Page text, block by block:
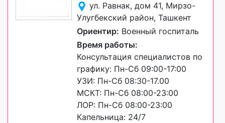
ул. Равнак, дом 41, Мирзо-
Улугбекский район, Ташкент
Ориентир: Военный госпиталь
Время работы:
Консультация специалистов по
графику: Пн-Сб 09:00-17:00
УЗИ: Пн-Сб 08:30-17.00
МСКТ: Пн-Сб 08:00-23:00
ЛОР: Пн-Сб 08:00-23:00
Капельница: 24/7